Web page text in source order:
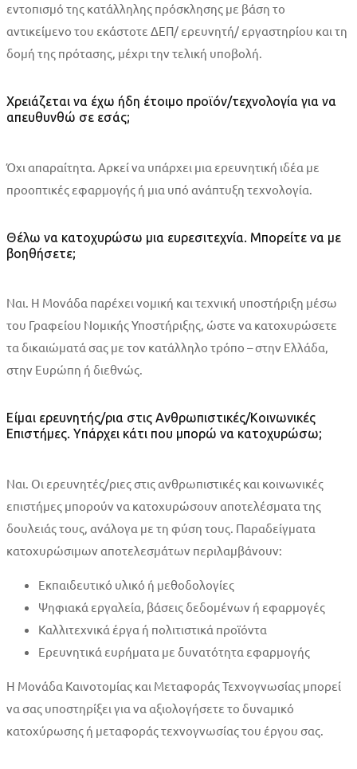
εντοπισμό της κατάλληλης πρόσκλησης με βάση το
αντικείμενο του εκάστοτε ΔΕΠ/ ερευνητή/ εργαστηρίου και τη
δομή της πρότασης, μέχρι την τελική υποβολή.
Χρειάζεται να έχω ήδη έτοιμο προϊόν/τεχνολογία για να
απευθυνθώ σε εσάς;
Όχι απαραίτητα. Αρκεί να υπάρχει μια ερευνητική ιδέα με
προοπτικές εφαρμογής ή μια υπό ανάπτυξη τεχνολογία.
Θέλω να κατοχυρώσω μια ευρεσιτεχνία. Μπορείτε να με
βοηθήσετε;
Ναι. Η Μονάδα παρέχει νομική και τεχνική υποστήριξη μέσω
του Γραφείου Νομικής Υποστήριξης, ώστε να κατοχυρώσετε
τα δικαιώματά σας με τον κατάλληλο τρόπο – στην Ελλάδα,
στην Ευρώπη ή διεθνώς.
Είμαι ερευνητής/ρια στις Ανθρωπιστικές/Κοινωνικές
Επιστήμες. Υπάρχει κάτι που μπορώ να κατοχυρώσω;
Ναι. Οι ερευνητές/ριες στις ανθρωπιστικές και κοινωνικές
επιστήμες μπορούν να κατοχυρώσουν αποτελέσματα της
δουλειάς τους, ανάλογα με τη φύση τους. Παραδείγματα
κατοχυρώσιμων αποτελεσμάτων περιλαμβάνουν:
Εκπαιδευτικό υλικό ή μεθοδολογίες
Ψηφιακά εργαλεία, βάσεις δεδομένων ή εφαρμογές
Καλλιτεχνικά έργα ή πολιτιστικά προϊόντα
Ερευνητικά ευρήματα με δυνατότητα εφαρμογής
Η Μονάδα Καινοτομίας και Μεταφοράς Τεχνογνωσίας μπορεί
να σας υποστηρίξει για να αξιολογήσετε το δυναμικό
κατοχύρωσης ή μεταφοράς τεχνογνωσίας του έργου σας.